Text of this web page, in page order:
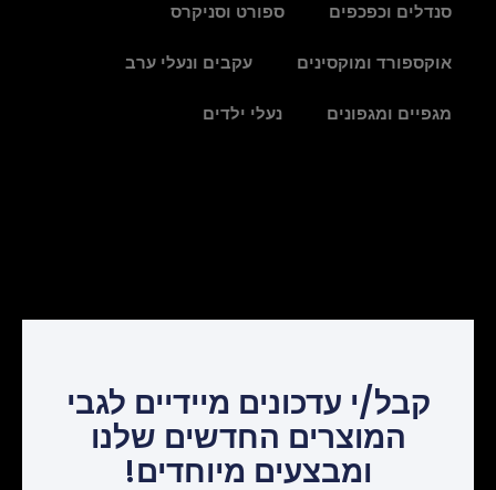
סנדלים וכפכפים ספורט וסניקרס
אוקספורד ומוקסינים עקבים ונעלי ערב
מגפיים ומגפונים נעלי ילדים
קבל/י עדכונים מיידיים לגבי
המוצרים החדשים שלנו
ומבצעים מיוחדים!